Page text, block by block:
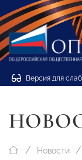
Версия для
Новости